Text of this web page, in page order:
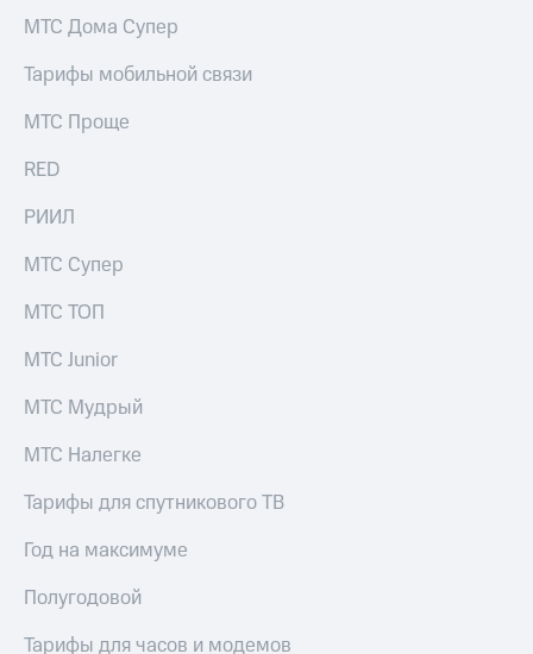
Описание
Программа
Порядок
выкупа
Описание
Уведомление
погашении
облигаций
Реквизиты
Контакты
развитие
На главную
МТС Дома Супер
Тарифы мобильной связи
МТС Проще
RED
РИИЛ
МТС Супер
МТС ТОП
МТС Junior
МТС Мудрый
МТС Налегке
Тарифы для спутникового ТВ
Год на максимуме
Полугодовой
Тарифы для часов и модемов